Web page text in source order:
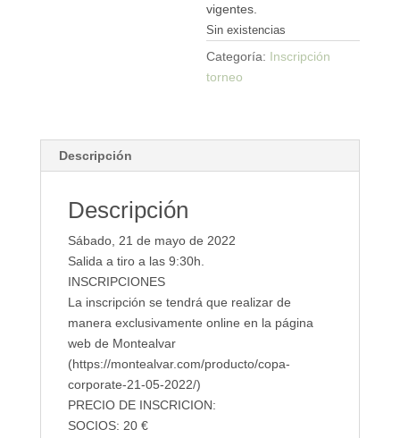
vigentes.
Sin existencias
Categoría: Inscripción
torneo
Descripción
Descripción
Sábado, 21 de mayo de 2022
Salida a tiro a las 9:30h.
INSCRIPCIONES
La inscripción se tendrá que realizar de
manera exclusivamente online en la página
web de Montealvar
(https://montealvar.com/producto/copa-
corporate-21-05-2022/)
PRECIO DE INSCRICION:
SOCIOS: 20 €